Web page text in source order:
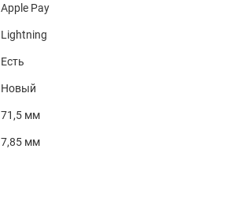
Apple Pay
Lightning
Есть
Новый
71,5 мм
7,85 мм